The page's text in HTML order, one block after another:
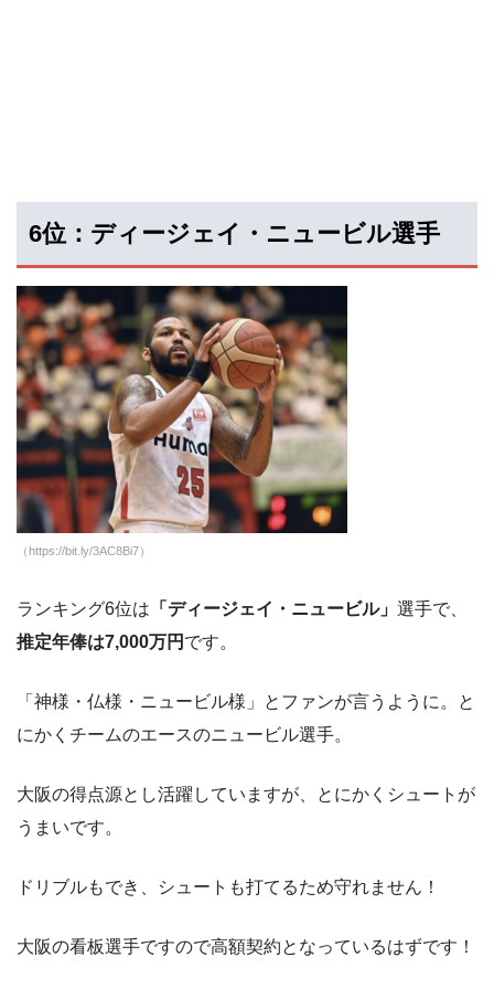
6位：ディージェイ・ニュービル選手
（https://bit.ly/3AC8Bi7）
ランキング6位は 「ディージェイ・ニュービル」 選手で、
推定年俸は7,000万円 です。
「神様・仏様・ニュービル様」とファンが言うように。と
にかくチームのエースのニュービル選手。
大阪の得点源とし活躍していますが、とにかくシュートが
うまいです。
ドリブルもでき、シュートも打てるため守れません！
大阪の看板選手ですので高額契約となっているはずです！